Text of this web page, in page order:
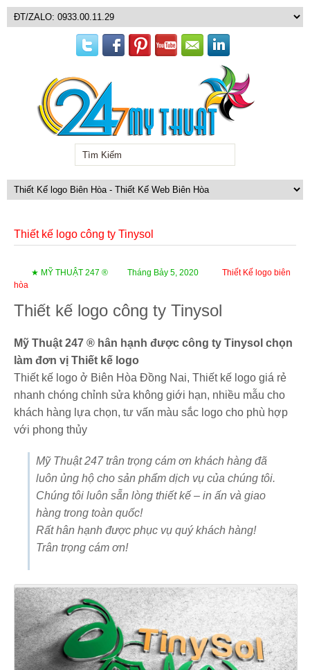
Thiết kế logo công ty Tinysol
★ MỸ THUẬT 247 ® Tháng Bảy 5, 2020
Thiết Kế logo biên
hòa
Thiết kế logo công ty Tinysol
Mỹ Thuật 247 ® hân hạnh được công ty Tinysol chọn
làm đơn vị Thiết kế logo
Thiết kế logo ở Biên Hòa Đồng Nai, Thiết kế logo giá rẻ
nhanh chóng chỉnh sửa không giới hạn, nhiều mẫu cho
khách hàng lựa chọn, tư vấn màu sắc logo cho phù hợp
với phong thủy
Mỹ Thuật 247 trân trọng cám ơn khách hàng đã
luôn ủng hộ cho sản phẩm dịch vụ của chúng tôi.
Chúng tôi luôn sẵn lòng thiết kế – in ấn và giao
hàng trong toàn quốc!
Rất hân hạnh được phục vụ quý khách hàng!
Trân trọng cám ơn!